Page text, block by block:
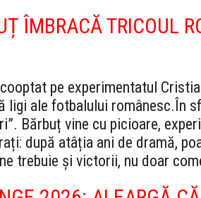
ÎMBRACĂ TRICOUL
pe experimentatul
ligi ale fotbalului românesc.În
Bărbuț vine cu picioare,
după atâția ani de dramă,
trebuie și victorii, nu doar